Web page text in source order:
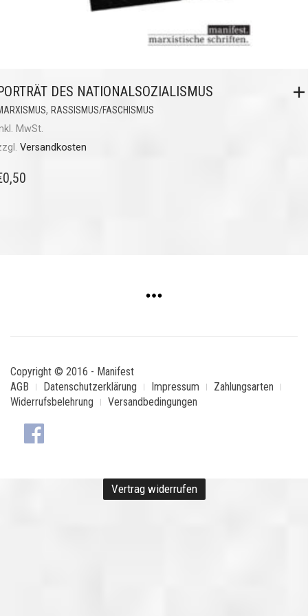
DES NATIONALSOZIALISMUS
, RASSISMUS/FASCHISMUS
MwSt.
Versandkosten
0,50
Copyright © 2016 - Manifest
AGB
Datenschutzerklärung Impressum
Zahlungsarten
Widerrufsbelehrung
Versandbedingungen
Vertrag widerrufen